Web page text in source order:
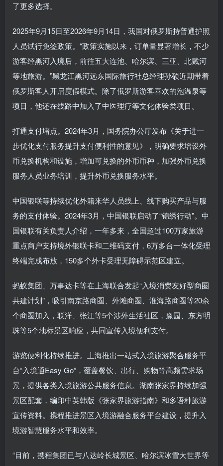
了更多选择。
2025年9月15日至2026年9月14日，我国对俄罗斯持普通护照
人员试行免签政策。“政策实施以来，订单量显著增长，不少
游客经黑河入境后，前往五大连池、哈尔滨、三亚、北戴河
等地旅游。”黑龙江黑河远东国际旅行社总经理孙硕近期带着
俄罗斯客人开启度假模式。除了俄罗斯游客喜欢的泡温泉等
项目，他还在线路中加入了中医理疗等文化体验类项目。
打通支付堵点。2024年3月，国务院办公厅发布《关于进一
步优化支付服务提升支付便利性的意见》，明确要求增设外
币兑换机构和设施，增加可兑换的外币币种，加强外币兑换
服务人员业务培训，提升外币兑换服务水平。
中国银联等持续优化外籍来华人员线上、线下购买产品与服
务的支付体验。2024年3月，中国银联启动了“锦绣行动”。中
国银联有关负责人介绍，一年多来，全国超过100万家旅游
重点商户支持境外银联卡和二维码支付，6万多台一体化受理
终端完成布放，150多个外卡受理无障碍示范区建立。
蚂蚁集团、万事达卡等在上海联合发起“入境消费友好型商圈
共建计划”，吸引南京路商圈、外滩商圈、淮海路商圈等20余
个商圈加入，联洋、张江等5个涉外生活社区，豫园、东方明
珠等5个地标景区响应，共同宣传入境便利支付。
游览便利化持续推进。上海推出一站式入境旅游聚合服务平
台“入境通Easy Go”，覆盖餐饮、出行、购物等高频需求场
景，提供各类入境旅游公共服务信息。湖南张家界持续加强
景区配套，编印中英韩版《张家界旅游指南》和多语种旅游
宣传资料。携程推进景区入境游融合服务平台建设，提升入
境游智慧服务水平和效率。
“目前，携程集团已与八达岭长城景区、哈尔滨冰雪大世界等